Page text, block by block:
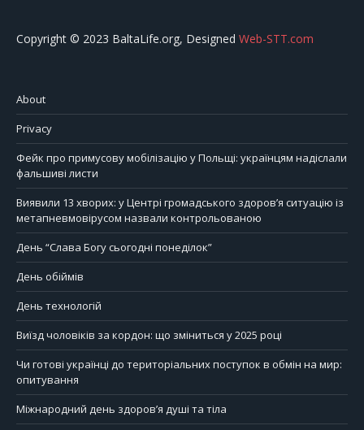
Copyright © 2023 BaltaLife.org, Designed Web-STT.com
About
Privacy
Фейк про примусову мобілізацію у Польщі: українцям надіслали
фальшиві листи
Виявили 13 хворих: у Центрі громадського здоров’я ситуацію із
метапневмовірусом назвали контрольованою
День “Слава Богу сьогодні понеділок”
День обіймів
День технологій
Виїзд чоловіків за кордон: що зміниться у 2025 році
Чи готові українці до територіальних поступок в обмін на мир:
опитування
Міжнародний день здоров’я душі та тіла